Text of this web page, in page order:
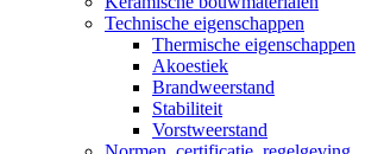
Technische eigenschappen
Thermische eigenschappen
Akoestiek
Brandweerstand
Stabiliteit
Vorstweerstand